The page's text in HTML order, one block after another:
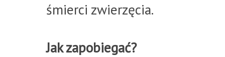
śmierci zwierzęcia.
Jak zapobiegać?